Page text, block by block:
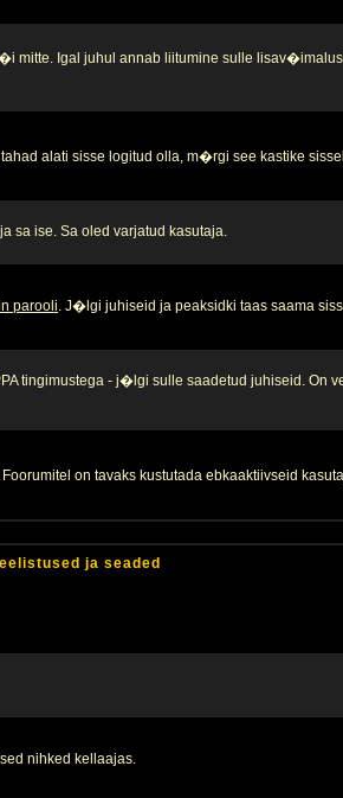
mitte. Igal juhul annab liitumine sulle
alati sisse logitud olla, m�rgi see kastike
sa ise. Sa oled varjatud kasutaja.
parooli. J�lgi juhiseid ja peaksidki taas saama
tingimustega - j�lgi sulle saadetud juhiseid. On
on tavaks kustutada ebkaaktiivseid
ja seaded
nihked kellaajas.